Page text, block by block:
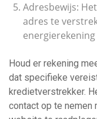
Adresbewijs:
adres te
Houd er rekening
dat specifieke
kredietverstrekker.
contact op te nemen